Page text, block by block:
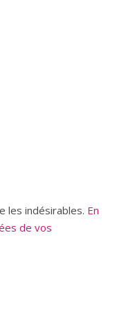
les indésirables. En
de vos